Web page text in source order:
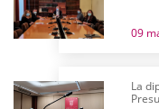
09
La